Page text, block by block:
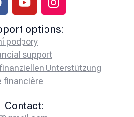
options:
podpory
support
Unterstützung
financière
Contact: